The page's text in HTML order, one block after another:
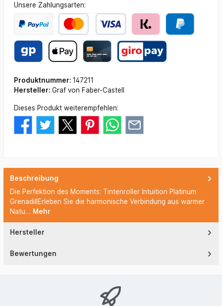
Unsere Zahlungsarten:
Produktnummer: 147211
Hersteller: Graf von Faber-Castell
Dieses Produkt weiterempfehlen:
Beschreibung
Die Perfektion des Moments: Tintenroller Intuition Platinum
GrenadillErleben Sie die harmonische Verbindung aus warmer
Natu… Mehr
Hersteller
Bewertungen